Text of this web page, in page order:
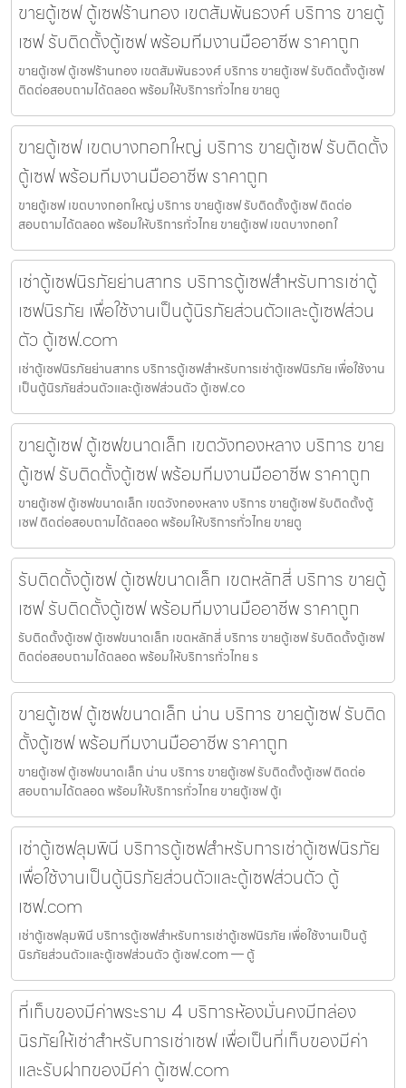
ขายตู้เซฟ ตู้เซฟร้านทอง เขตสัมพันธวงศ์ บริการ ขายตู้
เซฟ รับติดตั้งตู้เซฟ พร้อมทีมงานมืออาชีพ ราคาถูก
ขายตู้เซฟ ตู้เซฟร้านทอง เขตสัมพันธวงศ์ บริการ ขายตู้เซฟ รับติดตั้งตู้เซฟ
ติดต่อสอบถามได้ตลอด พร้อมให้บริการทั่วไทย ขายตู
ขายตู้เซฟ เขตบางกอกใหญ่ บริการ ขายตู้เซฟ รับติดตั้ง
ตู้เซฟ พร้อมทีมงานมืออาชีพ ราคาถูก
ขายตู้เซฟ เขตบางกอกใหญ่ บริการ ขายตู้เซฟ รับติดตั้งตู้เซฟ ติดต่อ
สอบถามได้ตลอด พร้อมให้บริการทั่วไทย ขายตู้เซฟ เขตบางกอกใ
เช่าตู้เซฟนิรภัยย่านสาทร บริการตู้เซฟสำหรับการเช่าตู้
เซฟนิรภัย เพื่อใช้งานเป็นตู้นิรภัยส่วนตัวและตู้เซฟส่วน
ตัว ตู้เซฟ.com
เช่าตู้เซฟนิรภัยย่านสาทร บริการตู้เซฟสำหรับการเช่าตู้เซฟนิรภัย เพื่อใช้งาน
เป็นตู้นิรภัยส่วนตัวและตู้เซฟส่วนตัว ตู้เซฟ.co
ขายตู้เซฟ ตู้เซฟขนาดเล็ก เขตวังทองหลาง บริการ ขาย
ตู้เซฟ รับติดตั้งตู้เซฟ พร้อมทีมงานมืออาชีพ ราคาถูก
ขายตู้เซฟ ตู้เซฟขนาดเล็ก เขตวังทองหลาง บริการ ขายตู้เซฟ รับติดตั้งตู้
เซฟ ติดต่อสอบถามได้ตลอด พร้อมให้บริการทั่วไทย ขายตู
รับติดตั้งตู้เซฟ ตู้เซฟขนาดเล็ก เขตหลักสี่ บริการ ขายตู้
เซฟ รับติดตั้งตู้เซฟ พร้อมทีมงานมืออาชีพ ราคาถูก
รับติดตั้งตู้เซฟ ตู้เซฟขนาดเล็ก เขตหลักสี่ บริการ ขายตู้เซฟ รับติดตั้งตู้เซฟ
ติดต่อสอบถามได้ตลอด พร้อมให้บริการทั่วไทย ร
ขายตู้เซฟ ตู้เซฟขนาดเล็ก น่าน บริการ ขายตู้เซฟ รับติด
ตั้งตู้เซฟ พร้อมทีมงานมืออาชีพ ราคาถูก
ขายตู้เซฟ ตู้เซฟขนาดเล็ก น่าน บริการ ขายตู้เซฟ รับติดตั้งตู้เซฟ ติดต่อ
สอบถามได้ตลอด พร้อมให้บริการทั่วไทย ขายตู้เซฟ ตู้เ
เช่าตู้เซฟลุมพินี บริการตู้เซฟสำหรับการเช่าตู้เซฟนิรภัย
เพื่อใช้งานเป็นตู้นิรภัยส่วนตัวและตู้เซฟส่วนตัว ตู้
เซฟ.com
เช่าตู้เซฟลุมพินี บริการตู้เซฟสำหรับการเช่าตู้เซฟนิรภัย เพื่อใช้งานเป็นตู้
นิรภัยส่วนตัวและตู้เซฟส่วนตัว ตู้เซฟ.com — ตู้
ที่เก็บของมีค่าพระราม 4 บริการห้องมั่นคงมีกล่อง
นิรภัยให้เช่าสำหรับการเช่าเซฟ เพื่อเป็นที่เก็บของมีค่า
และรับฝากของมีค่า ตู้เซฟ.com